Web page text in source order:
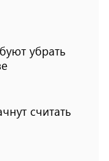
убрать
считать